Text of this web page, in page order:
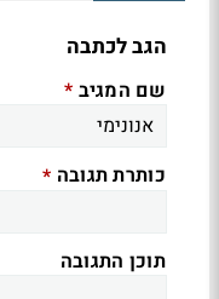
הגב לכתבה
שם המגיב *
כותרת תגובה *
תוכן התגובה